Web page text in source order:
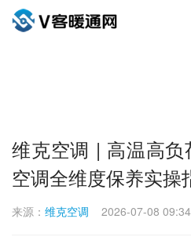
维克空调 | 高温高
空调全维度保养实操
来源： 维克空调 2026-07-08